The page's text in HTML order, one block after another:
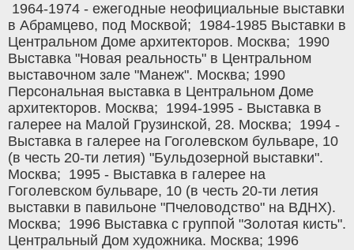
1964-1974 - ежегодные неофициальные выставки
в Абрамцево, под Москвой; 1984-1985 Выставки в
Центральном Доме архитекторов. Москва; 1990
Выставка "Новая реальность" в Центральном
выставочном зале "Манеж". Москва; 1990
Персональная выставка в Центральном Доме
архитекторов. Москва; 1994-1995 - Выставка в
галерее на Малой Грузинской, 28. Москва; 1994 -
Выставка в галерее на Гоголевском бульваре, 10
(в честь 20-ти летия) "Бульдозерной выставки".
Москва; 1995 - Выставка в галерее на
Гоголевском бульваре, 10 (в честь 20-ти летия
выставки в павильоне "Пчеловодство" на ВДНХ).
Москва; 1996 Выставка с группой "Золотая кисть".
Центральный Дом художника. Москва; 1996